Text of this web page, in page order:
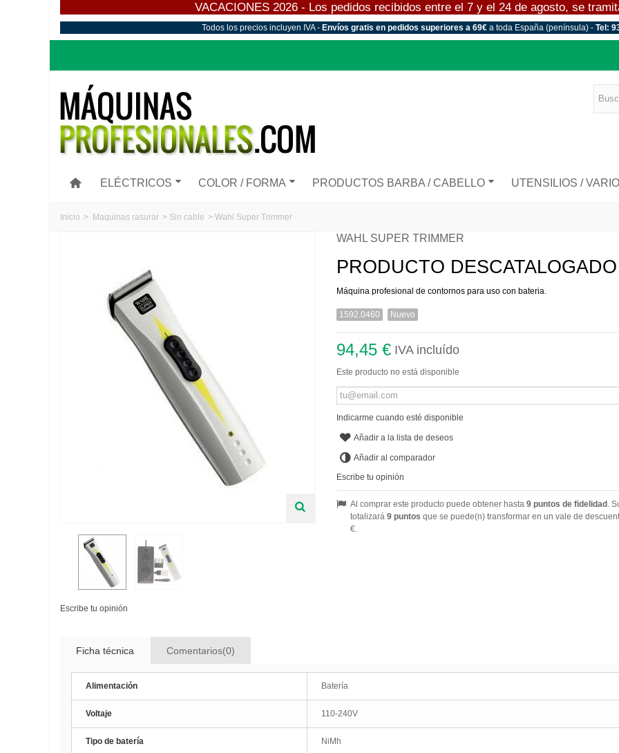
VACACIONES 2026 - Los pedidos recibidos entre el 7 y el 24 de agosto, se
Todos los precios incluyen IVA - Envíos gratis en pedidos superiores a 69€ a toda España (península) - Tel:
ELÉCTRICOS COLOR / FORMA PRODUCTOS BARBA / CABELLO UTENSILIOS /
Inicio > Maquinas rasurar > Sin cable > Wahl Super Trimmer
Escribe tu opinión
WAHL SUPER TRIMMER
PRODUCTO DESCATALOGADO
Máquina profesional de contornos para uso con bateria.
1592.0460 Nuevo
94,45 € IVA incluído
Este producto no está disponible
Indicarme cuando esté disponible
Añadir a la lista de deseos
Añadir al comparador
Escribe tu opinión
Al comprar este producto puede obtener hasta 9puntos de fidelidad.
totalizará 9puntos que se puede(n) transformar en un vale de
€.
Ficha técnica Comentarios(0)
Alimentación Batería
Voltaje 110-240V
Tipo de batería NiMh